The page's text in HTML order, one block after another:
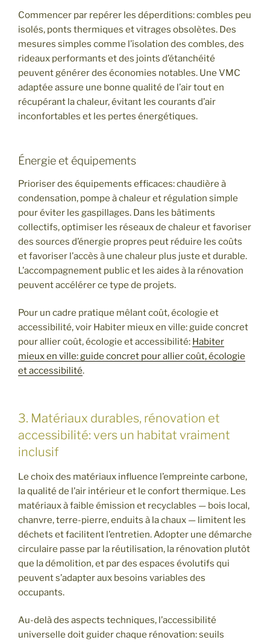
Commencer par repérer les déperditions: combles peu
isolés, ponts thermiques et vitrages obsolètes. Des
mesures simples comme l’isolation des combles, des
rideaux performants et des joints d’étanchéité
peuvent générer des économies notables. Une VMC
adaptée assure une bonne qualité de l’air tout en
récupérant la chaleur, évitant les courants d’air
inconfortables et les pertes énergétiques.
Énergie et équipements
Prioriser des équipements efficaces: chaudière à
condensation, pompe à chaleur et régulation simple
pour éviter les gaspillages. Dans les bâtiments
collectifs, optimiser les réseaux de chaleur et favoriser
des sources d’énergie propres peut réduire les coûts
et favoriser l’accès à une chaleur plus juste et durable.
L’accompagnement public et les aides à la rénovation
peuvent accélérer ce type de projets.
Pour un cadre pratique mêlant coût, écologie et
accessibilité, voir Habiter mieux en ville: guide concret
pour allier coût, écologie et accessibilité: Habiter
mieux en ville: guide concret pour allier coût, écologie
et accessibilité.
3. Matériaux durables, rénovation et
accessibilité: vers un habitat vraiment
inclusif
Le choix des matériaux influence l’empreinte carbone,
la qualité de l’air intérieur et le confort thermique. Les
matériaux à faible émission et recyclables — bois local,
chanvre, terre-pierre, enduits à la chaux — limitent les
déchets et facilitent l’entretien. Adopter une démarche
circulaire passe par la réutilisation, la rénovation plutôt
que la démolition, et par des espaces évolutifs qui
peuvent s’adapter aux besoins variables des
occupants.
Au-delà des aspects techniques, l’accessibilité
universelle doit guider chaque rénovation: seuils